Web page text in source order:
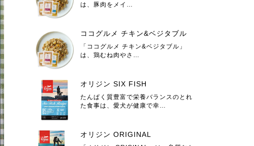
は、豚肉をメイ…
ココグルメ チキン&ベジタブル
「ココグルメ チキン&ベジタブル」
は、鶏むね肉やさ…
オリジン SIX FISH
たんぱく質豊富で栄養バランスのとれ
た食事は、愛犬が健康で幸…
オリジン ORIGINAL